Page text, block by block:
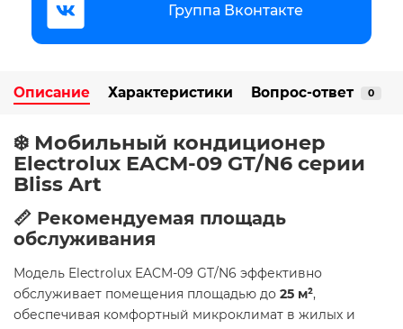
Группа Вконтакте
Описание Характеристики Вопрос-ответ 0
❄️ Мобильный кондиционер
Electrolux EACM-09 GT/N6 серии
Bliss Art
📏 Рекомендуемая площадь
обслуживания
Модель Electrolux EACM-09 GT/N6 эффективно
обслуживает помещения площадью до 25 м²,
обеспечивая комфортный микроклимат в жилых и